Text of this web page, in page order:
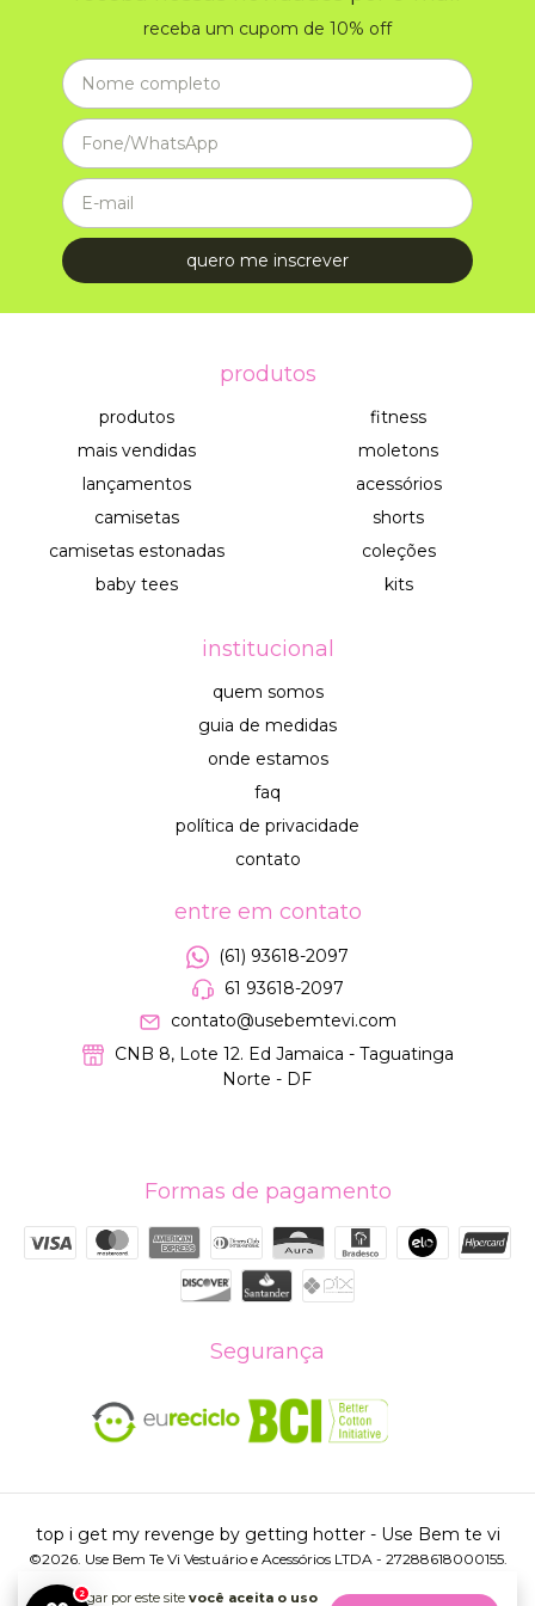
Ao navegar por este site você aceita o uso
receba um cupom de 10% off
produtos
produtos
mais vendidas
lançamentos
camisetas
camisetas estonadas
baby tees
fitness
moletons
acessórios
shorts
coleções
kits
institucional
quem somos
guia de medidas
onde estamos
faq
política de privacidade
contato
entre em contato
(61) 93618-2097
61 93618-2097
contato@usebemtevi.com
CNB 8, Lote 12. Ed Jamaica - Taguatinga
Norte - DF
Formas de pagamento
Segurança
top i get my revenge by getting hotter- Use Bem te vi
©2026. Use Bem Te Vi Vestuário e Acessórios LTDA - 27288618000155.
2